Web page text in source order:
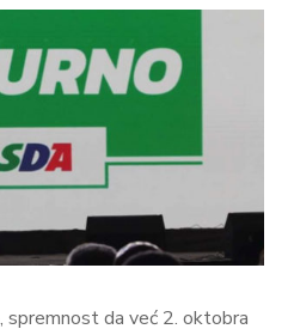
spremnost da već 2. oktobra